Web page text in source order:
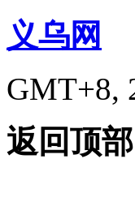
义乌网
GMT+8,
返回顶部